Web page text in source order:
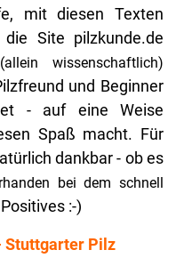
mit diesen Texten
Site pilzkunde.de
(allein wissenschaftlich)
und Beginner
- auf eine Weise
Spaß macht. Für
dankbar - ob es
bei dem schnell
:-)
Stuttgarter Pilz